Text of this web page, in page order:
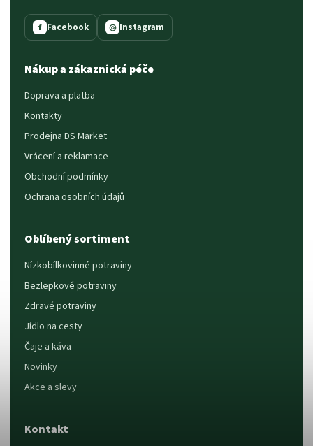
f Facebook ◎ Instagram
Nákup a zákaznická péče
Doprava a platba
Kontakty
Prodejna DS Market
Vrácení a reklamace
Obchodní podmínky
Ochrana osobních údajů
Oblíbený sortiment
Nízkobílkovinné potraviny
Bezlepkové potraviny
Zdravé potraviny
Jídlo na cesty
Čaje a káva
Novinky
Akce a slevy
Kontakt